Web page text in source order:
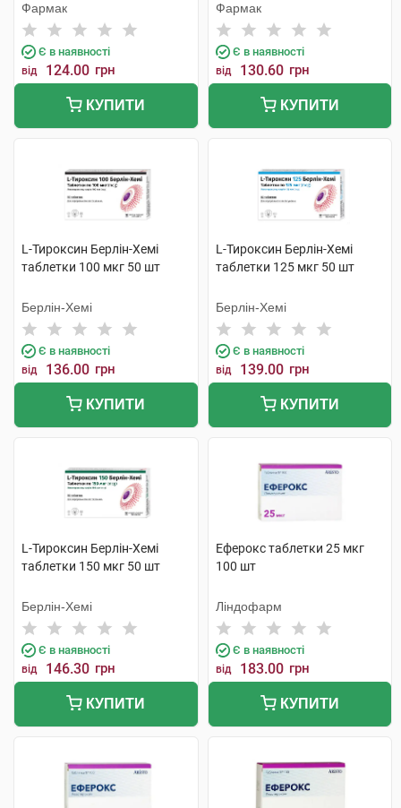
Фармак
Є в наявності
від 124.00 грн
КУПИТИ
Фармак
Є в наявності
від 130.60 грн
КУПИТИ
L-Тироксин Берлін-Хемі
таблетки 100 мкг 50 шт
Берлін-Хемі
Є в наявності
від 136.00 грн
КУПИТИ
L-Тироксин Берлін-Хемі
таблетки 125 мкг 50 шт
Берлін-Хемі
Є в наявності
від 139.00 грн
КУПИТИ
L-Тироксин Берлін-Хемі
таблетки 150 мкг 50 шт
Берлін-Хемі
Є в наявності
від 146.30 грн
КУПИТИ
Еферокс таблетки 25 мкг
100 шт
Ліндофарм
Є в наявності
від 183.00 грн
КУПИТИ